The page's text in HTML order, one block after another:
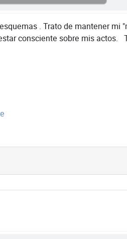
. Trato de mantener mi
consciente sobre mis actos.